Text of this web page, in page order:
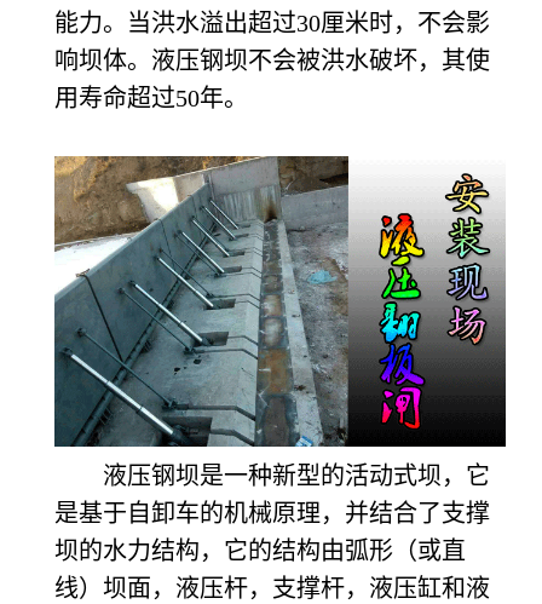
能力。当洪水溢出超过30厘米时，不会影
响坝体。液压钢坝不会被洪水破坏，其使
用寿命超过50年。
液压钢坝是一种新型的活动式坝，它
是基于自卸车的机械原理，并结合了支撑
坝的水力结构，它的结构由弧形（或直
线）坝面，液压杆，支撑杆，液压缸和液